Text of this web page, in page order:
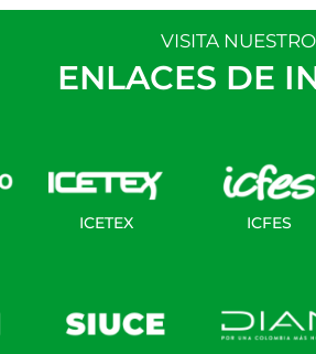
VISITA
ENLACES DE
ICETEX ICFES